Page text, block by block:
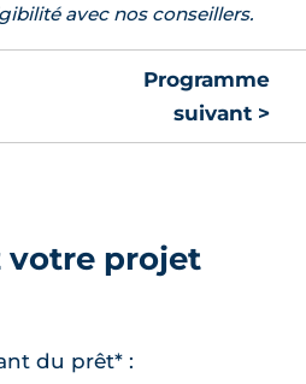
avec nos conseillers.
Programme
suivant >
votre projet
du prêt* :